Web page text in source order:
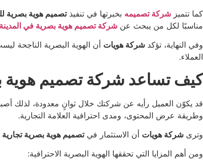
كما تتميز شركة تصميمه بخبرتها في تنفيذتصميم هوية بصرية
مناسبًا لكل من يبحث عن شركة تصميم هوية بصرية في المدينة
وفي النهاية، تؤكد شركة هويات أن الهوية البصرية الناجحة
العملاء.
كيف تساعد شركة تصميم هوية
قد يكوّن العميل رأيه عن شركتك خلال ثوانٍ معدودة، لذلك
وطريقة عرض المحتوى، ومدى احترافية العلامة التجارية.
وترى شركة هويات أن الاستثمار فيتصميم هوية بصرية
ومن أهم المزايا التي تحققها الهوية البصرية الاحترافية: